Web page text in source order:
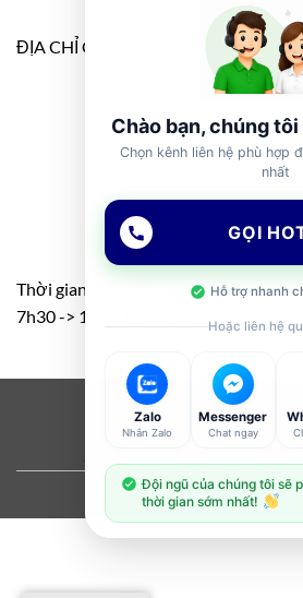
ĐỊA CHỈ GOOGLE MAP
Thời gian: T2 – T7
7h30 -> 11h30 – 13h00 -> 17h00
Visa PayPal
Copyright 2026 ©
Chào bạn, chúng
Chọn kênh liên hệ phù hợp
nhất
GỌI
Hỗ trợ nhanh
Hoặc liên hệ
Zalo
Nhắn Zalo
Messenger
Chat ngay
Đội ngũ của chúng tôi sẽ
thời gian sớm nhất!